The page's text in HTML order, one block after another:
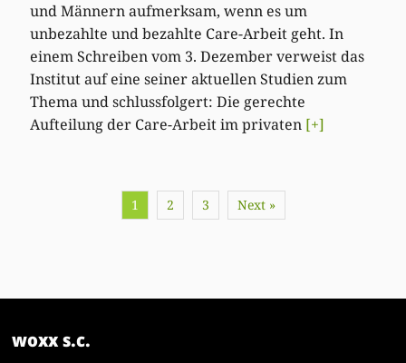
und Männern aufmerksam, wenn es um
unbezahlte und bezahlte Care-Arbeit geht. In
einem Schreiben vom 3. Dezember verweist das
Institut auf eine seiner aktuellen Studien zum
Thema und schlussfolgert: Die gerechte
Aufteilung der Care-Arbeit im privaten [+]
1 2 3 Next »
woxx s.c.